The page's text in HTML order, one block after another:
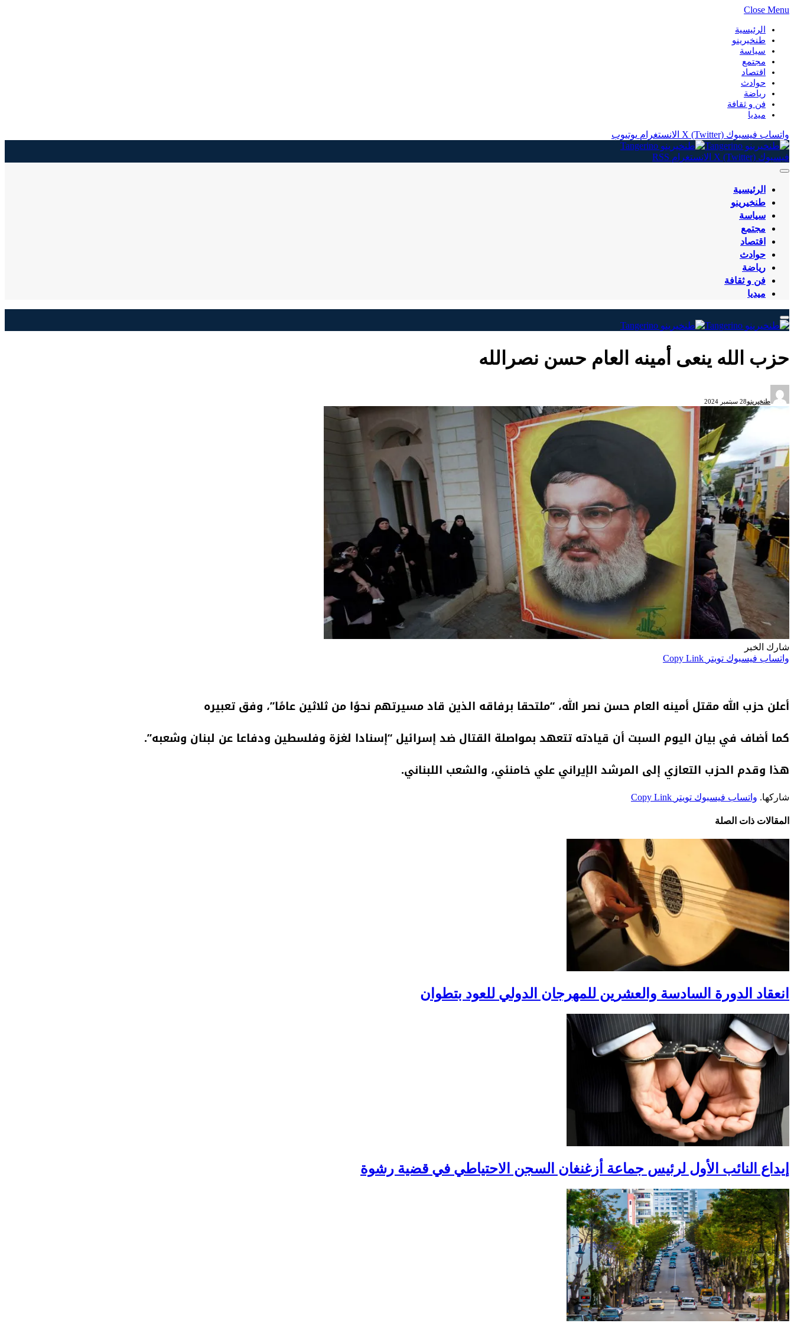
Close Menu
الرئيسية
طنخيرينو
سياسة
مجتمع
اقتصاد
حوادث
رياضة
فن و ثقافة
ميديا
واتساب فيسبوك X (Twitter) الانستغرام يوتيوب
فيسبوك X (Twitter) الانستغرام RSS
الرئيسية
طنخيرينو
سياسة
مجتمع
اقتصاد
حوادث
رياضة
فن و ثقافة
ميديا
حزب الله ينعى أمينه العام حسن نصرالله
طنخيرينو28 سبتمبر 2024
شارك الخبر
واتساب فيسبوك تويتر Copy Link
أعلن حزب الله مقتل أمينه العام حسن نصر الله، “ملتحقا برفاقه الذين قاد مسيرتهم نحوًا من ثلاثين عامًا”، وفق تعبيره
كما أضاف في بيان اليوم السبت أن قيادته تتعهد بمواصلة القتال ضد إسرائيل “إسنادا لغزة وفلسطين ودفاعا عن لبنان وشعبه”.
هذا وقدم الحزب التعازي إلى المرشد الإيراني علي خامنئي، والشعب اللبناني.
شاركها. واتساب فيسبوك تويتر Copy Link
المقالات ذات الصلة
انعقاد الدورة السادسة والعشرين للمهرجان الدولي للعود بتطوان
إيداع النائب الأول لرئيس جماعة أزغنغان السجن الاحتياطي في قضية رشوة